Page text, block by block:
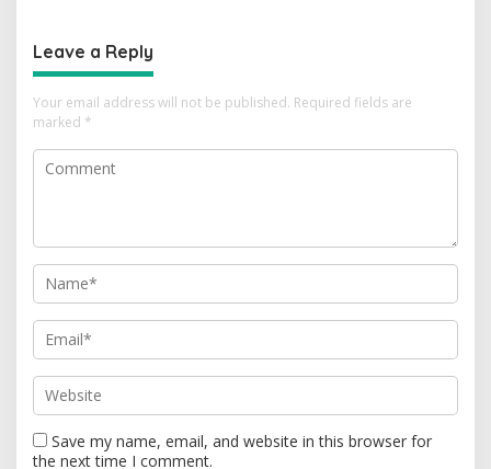
Leave a Reply
Your email address will not be published. Required fields are
marked *
Save my name, email, and website in this browser for
the next time I comment.